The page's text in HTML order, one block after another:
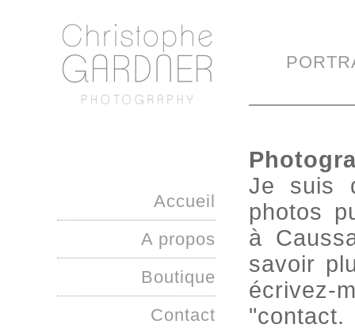
Accueil
A propos
Boutique
Contact
Je suis
photos
à
savoir
"contact.